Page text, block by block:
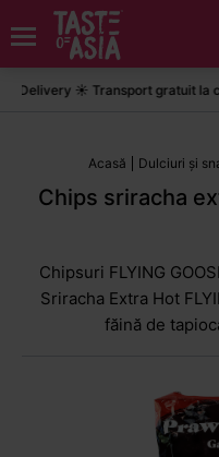
Delivery ☀️ Transport gratuit la
Acasă Dulciuri și
Chips sriracha
Chipsuri FLYING
Sriracha Extra Hot
făină de